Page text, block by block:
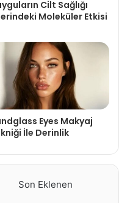
Cilt Sağlığı
Moleküler Etkisi
Eyes Makyaj
İle Derinlik
Son Eklenen